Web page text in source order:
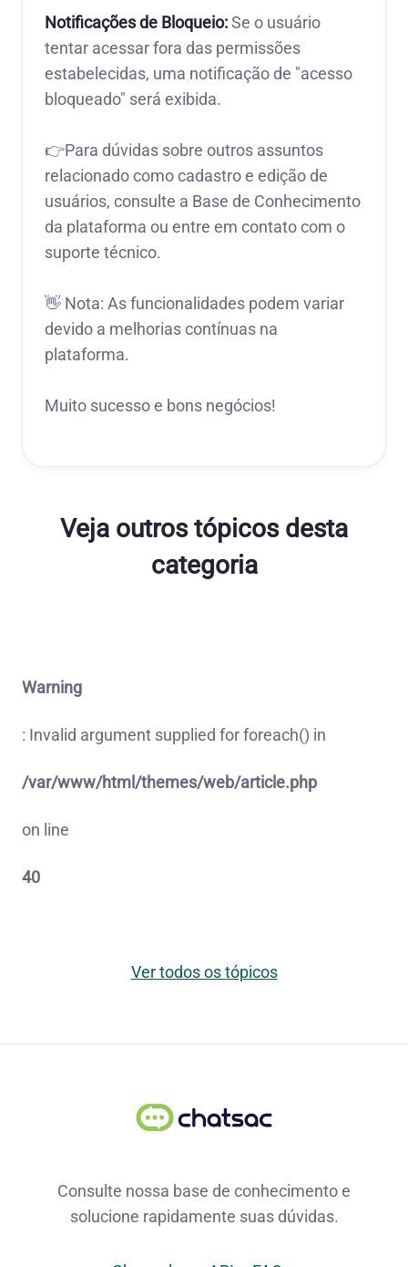
Notificações de Bloqueio:Se o usuário
tentar acessar fora das permissões
estabelecidas, uma notificação de "acesso
bloqueado" será exibida.
👉Para dúvidas sobre outros assuntos
relacionado como cadastro e edição de
usuários, consulte a Base de Conhecimento
da plataforma ou entre em contato com o
suporte técnico.
👋 Nota: As funcionalidades podem variar
devido a melhorias contínuas na
plataforma.
Muito sucesso e bons negócios!
Veja outros tópicos desta
categoria
Warning
: Invalid argument supplied for foreach() in
/var/www/html/themes/web/article.php
on line
40
Ver todos os tópicos
Consulte nossa base de conhecimento e
solucione rapidamente suas dúvidas.